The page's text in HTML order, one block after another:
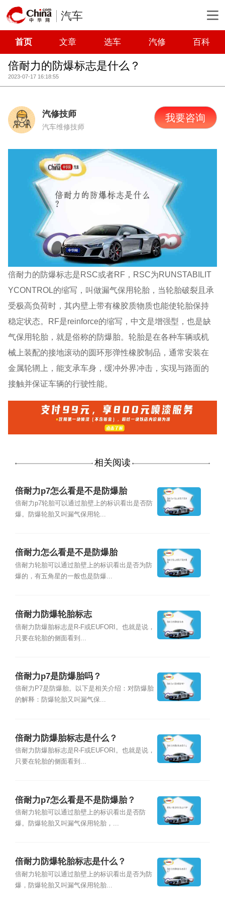
汽车
首页 文章 选车 汽修 百科
倍耐力的防爆标志是什么？
2023-07-17 16:18:55
汽修技师
汽车维修技师
我要咨询
倍耐力的防爆标志是RSC或者RF，RSC为RUNSTABILIT
YCONTROL的缩写，叫做漏气保用轮胎，当轮胎破裂且承
受极高负荷时，其内壁上带有橡胶质物质也能使轮胎保持
稳定状态。RF是reinforce的缩写，中文是增强型，也是缺
气保用轮胎，就是俗称的防爆胎。轮胎是在各种车辆或机
械上装配的接地滚动的圆环形弹性橡胶制品，通常安装在
金属轮辋上，能支承车身，缓冲外界冲击，实现与路面的
接触并保证车辆的行驶性能。
相关阅读
倍耐力p7怎么看是不是防爆胎
倍耐力p7轮胎可以通过胎壁上的标识看出是否防
爆。防爆轮胎又叫漏气保用轮...
倍耐力怎么看是不是防爆胎
倍耐力轮胎可以通过胎壁上的标识看出是否为防
爆的，有五角星的一般也是防爆...
倍耐力防爆轮胎标志
倍耐力防爆胎标志是R-F或EUFORI。也就是说，
只要在轮胎的侧面看到...
倍耐力p7是防爆胎吗？
倍耐力P7是防爆胎。以下是相关介绍：对防爆胎
的解释：防爆轮胎又叫漏气保...
倍耐力防爆胎标志是什么？
倍耐力防爆胎标志是R-F或EUFORI。也就是说，
只要在轮胎的侧面看到...
倍耐力p7怎么看是不是防爆胎？
倍耐力轮胎可以通过胎壁上的标识看出是否防
爆。防爆轮胎又叫漏气保用轮胎，...
倍耐力防爆轮胎标志是什么？
倍耐力轮胎可以通过胎壁上的标识看出是否为防
爆，防爆轮胎又叫漏气保用轮胎...